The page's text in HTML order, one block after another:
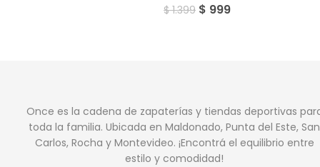
$1.399 $ 999
Once es la cadena de zapaterías y tiendas deportivas
toda la familia. Ubicada en Maldonado, Punta del Este, San
Carlos, Rocha y Montevideo. ¡Encontrá el equilibrio entre
estilo y comodidad!